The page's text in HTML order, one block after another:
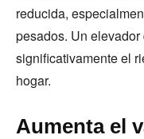
reducida,
pesados. Un
significativamente el
hogar.
Aumenta el